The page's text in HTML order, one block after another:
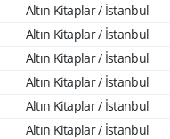
Altın Kitaplar / İstanbul
Altın Kitaplar / İstanbul
Altın Kitaplar / İstanbul
Altın Kitaplar / İstanbul
Altın Kitaplar / İstanbul
Altın Kitaplar / İstanbul